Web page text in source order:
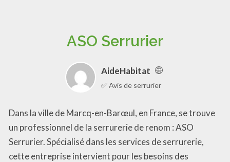
ASO Serrurier
AideHabitat
✅ Avis de serrurier
Dans la ville de Marcq-en-Barœul, en France, se trouve
un professionnel de la serrurerie de renom : ASO
Serrurier. Spécialisé dans les services de serrurerie,
cette entreprise intervient pour les besoins des